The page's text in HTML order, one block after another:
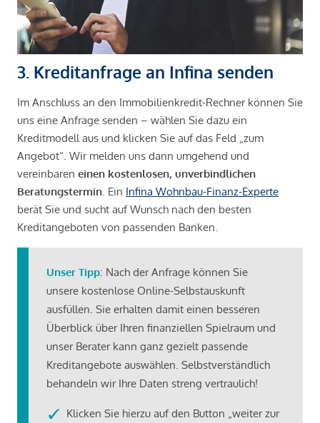
3. Kreditanfrage an Infina senden
Im Anschluss an den Immobilienkredit-Rechner können Sie
uns eine Anfrage senden – wählen Sie dazu ein
Kreditmodell aus und klicken Sie auf das Feld „zum
Angebot“. Wir melden uns dann umgehend und
vereinbaren einen kostenlosen, unverbindlichen
Beratungstermin . Ein Infina Wohnbau-Finanz-Experte
berät Sie und sucht auf Wunsch nach den besten
Kreditangeboten von passenden Banken.
Unser Tipp: Nach der Anfrage können Sie
unsere kostenlose Online-Selbstauskunft
ausfüllen. Sie erhalten damit einen besseren
Überblick über Ihren finanziellen Spielraum und
unser Berater kann ganz gezielt passende
Kreditangebote auswählen. Selbstverständlich
behandeln wir Ihre Daten streng vertraulich!
Klicken Sie hierzu auf den Button „weiter zur